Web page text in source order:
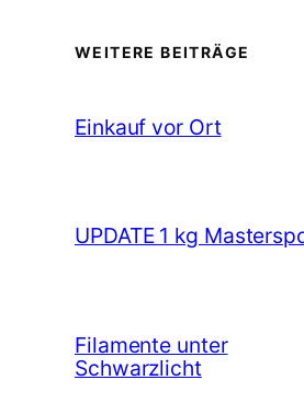
WEITERE BEITRÄGE
Einkauf vor Ort
UPDATE 1 kg
Filamente unter
Schwarzlicht